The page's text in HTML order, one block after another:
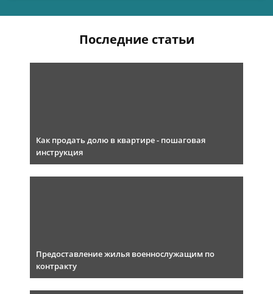
Последние статьи
Как продать долю в квартире - пошаговая
инструкция
Предоставление жилья военнослужащим по
контракту